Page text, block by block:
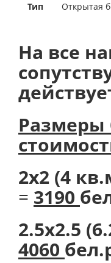
Тип
Открытая
На все
Размеры
2х2 (4
= 3190
2.5х2.5
4060